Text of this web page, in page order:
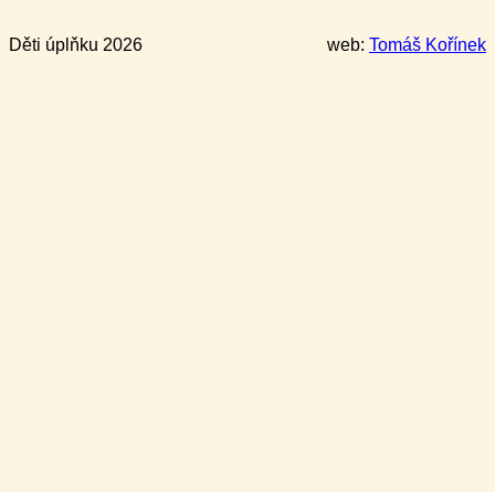
Děti úplňku 2026 web: Tomáš Kořínek